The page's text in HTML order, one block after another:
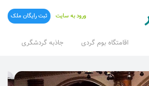
اقامتگاه بوم گردی جاذبه گردشگری
ورود به سایت ثبت رایگان ملک